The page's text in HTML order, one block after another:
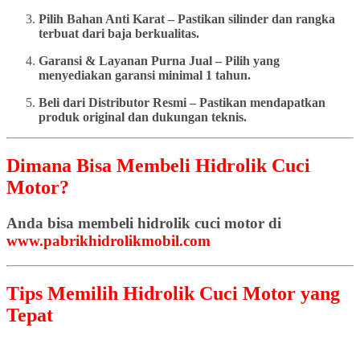
Pilih Bahan Anti Karat – Pastikan silinder dan rangka
terbuat dari baja berkualitas.
Garansi & Layanan Purna Jual – Pilih yang
menyediakan garansi minimal 1 tahun.
Beli dari Distributor Resmi – Pastikan mendapatkan
produk original dan dukungan teknis.
Dimana Bisa Membeli Hidrolik Cuci
Motor?
Anda bisa membeli hidrolik cuci motor di
www.pabrikhidrolikmobil.com
Tips Memilih Hidrolik Cuci Motor yang
Tepat